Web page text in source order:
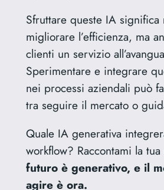
Sfruttare queste IA significa
migliorare l’efficienza, ma
clienti un servizio
Sperimentare e integrare
nei processi aziendali può
tra seguire il mercato o
Quale IA generativa
workflow? Raccontami la
futuro è generativo, e il
agire è ora.